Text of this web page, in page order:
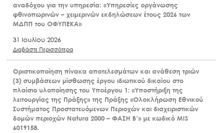
αναδόχου για την υπηρεσία: «Υπηρεσίες οργάνωσης
φθινοπωρινών – χειμερινών εκδηλώσεων έτους 2026 των
ΜΔΠΠ του ΟΦΥΠΕΚΑ»
31 Ιουλίου 2026
Διαβάστε Περισσότερα
Οριστικοποίηση πίνακα αποτελεσμάτων και ανάθεση τριών
(3) συμβάσεων μίσθωσης έργου ιδιωτικού δικαίου στο
πλαίσιο υλοποίησης του Υποέργου 1: «Υποστήριξη της
λειτουργίας της Πράξης» της Πράξης «Ολοκλήρωση Εθνικού
Συστήματος Προστατευόμενων Περιοχών και διαχειριστικών
δομών περιοχών Natura 2000 – ΦΑΣΗ Β’» με κωδικό MIS
6019158.